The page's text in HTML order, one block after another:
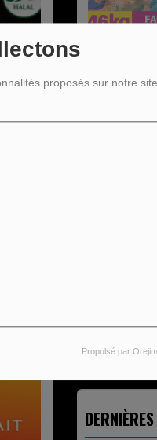
proposés sur notre site
Propulsé par